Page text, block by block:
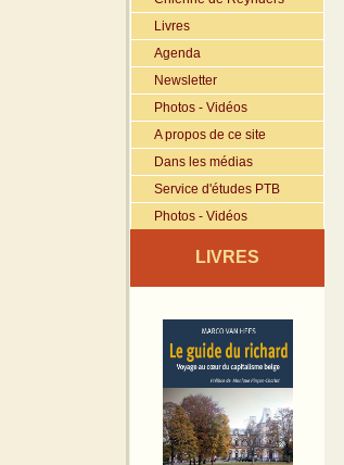
Livres
Agenda
Newsletter
Photos - Vidéos
A propos de ce site
Dans les médias
Service d'études PTB
Photos - Vidéos
LIVRES